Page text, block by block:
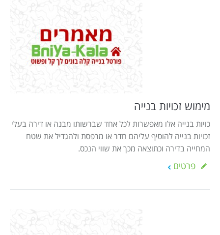
מימוש זכויות בנייה
כויות בנייה אלו מאפשרות לכל אחד שברשותו מבנה או דירה בעלי
זכויות בנייה להוסיף עליהם חדר או מרפסת ולהגדיל את שטח
המחייה בדירה וכתוצאה מכך את שווי הנכס.
פרטים